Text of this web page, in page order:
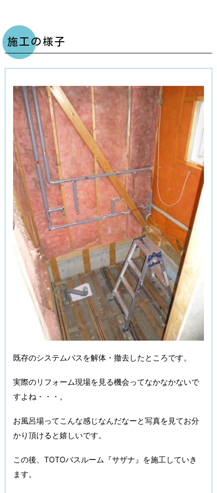
施工の様子
既存のシステムバスを解体・撤去したところです。
実際のリフォーム現場を見る機会ってなかなかないで
すよね・・・。
お風呂場ってこんな感じなんだなーと写真を見てお分
かり頂けると嬉しいです。
この後、TOTOバスルーム『サザナ』を施工していき
ます。